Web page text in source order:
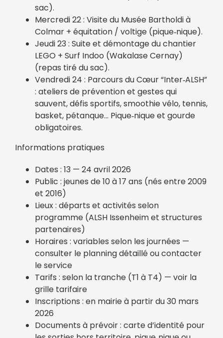
sac).
Mercredi 22 : Visite du Musée Bartholdi à
Colmar + équitation / voltige (pique‑nique).
Jeudi 23 : Suite et démontage du chantier
LEGO + Surf Indoo (Wakalase Cernay)
(repas tiré du sac).
Vendredi 24 : Parcours du Cœur “Inter‑ALSH”
: ateliers de prévention et gestes qui
sauvent, défis sportifs, smoothie vélo, tennis,
basket, pétanque… Pique‑nique et gourde
obligatoires.
Informations pratiques
Dates : 13 — 24 avril 2026
Public : jeunes de 10 à 17 ans (nés entre 2009
et 2016)
Lieux : départs et activités selon
programme (ALSH Issenheim et structures
partenaires)
Horaires : variables selon les journées —
consulter le planning détaillé ou contacter
le service
Tarifs : selon la tranche (T1 à T4) — voir la
grille tarifaire
Inscriptions : en mairie à partir du 30 mars
2026
Documents à prévoir : carte d’identité pour